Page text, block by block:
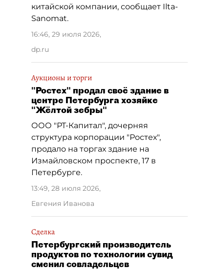
китайской компании, сообщает Ilta-
Sanomat.
16:46, 29 июля 2026,
dp.ru
Аукционы и торги
"Ростех" продал своё здание в
центре Петербурга хозяйке
"Жёлтой зебры"
ООО "РТ-Капитал", дочерняя
структура корпорации "Ростех",
продало на торгах здание на
Измайловском проспекте, 17 в
Петербурге.
13:49, 28 июля 2026,
Евгения Иванова
Сделка
Петербургский производитель
продуктов по технологии сувид
сменил совладельцев